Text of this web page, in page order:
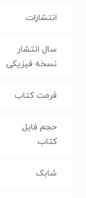
انتشارات
سال انتشار
نسخه فیزیکی
فرمت کتاب
حجم فایل
کتاب
شابک